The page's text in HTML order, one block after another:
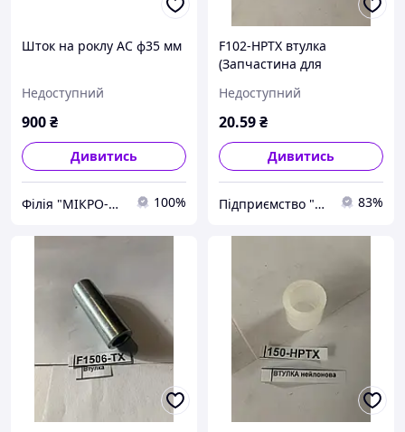
Шток на роклу АС ф35 мм
Недоступний
900₴
Дивитись
Філія "МІКРО-Ф Запоріжжя" ТзОВ "Мікро-Ф" 100%
F102-HPTX втулка
(Запчастина для
HP-20, HP-25, HP-30, TX-20,
TX-25, TX-30)
Недоступний
20.59₴
Дивитись
Підприємство "Стандарт" 83%